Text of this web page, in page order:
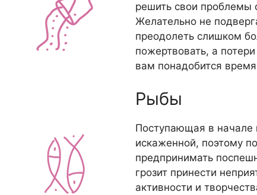
решить свои проблемы
Желательно не
преодолеть слишком
пожертвовать, а
вам понадобится
Рыбы
Поступающая в
искаженной, поэтому
предпринимать
грозит принести
активности и